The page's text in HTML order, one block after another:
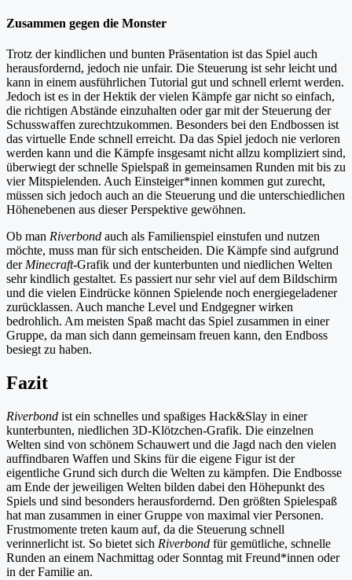
Zusammen gegen die Monster
Trotz der kindlichen und bunten Präsentation ist das Spiel auch
herausfordernd, jedoch nie unfair. Die Steuerung ist sehr leicht und
kann in einem ausführlichen Tutorial gut und schnell erlernt werden.
Jedoch ist es in der Hektik der vielen Kämpfe gar nicht so einfach,
die richtigen Abstände einzuhalten oder gar mit der Steuerung der
Schusswaffen zurechtzukommen. Besonders bei den Endbossen ist
das virtuelle Ende schnell erreicht. Da das Spiel jedoch nie verloren
werden kann und die Kämpfe insgesamt nicht allzu kompliziert sind,
überwiegt der schnelle Spielspaß in gemeinsamen Runden mit bis zu
vier Mitspielenden. Auch Einsteiger*innen kommen gut zurecht,
müssen sich jedoch auch an die Steuerung und die unterschiedlichen
Höhenebenen aus dieser Perspektive gewöhnen.
Ob man Riverbond auch als Familienspiel einstufen und nutzen
möchte, muss man für sich entscheiden. Die Kämpfe sind aufgrund
derMinecraft-Grafik und der kunterbunten und niedlichen Welten
sehr kindlich gestaltet. Es passiert nur sehr viel auf dem Bildschirm
und die vielen Eindrücke können Spielende noch energiegeladener
zurücklassen. Auch manche Level und Endgegner wirken
bedrohlich. Am meisten Spaß macht das Spiel zusammen in einer
Gruppe, da man sich dann gemeinsam freuen kann, den Endboss
besiegt zu haben.
Fazit
Riverbond ist ein schnelles und spaßiges Hack&Slay in einer
kunterbunten, niedlichen 3D-Klötzchen-Grafik. Die einzelnen
Welten sind von schönem Schauwert und die Jagd nach den vielen
auffindbaren Waffen und Skins für die eigene Figur ist der
eigentliche Grund sich durch die Welten zu kämpfen. Die Endbosse
am Ende der jeweiligen Welten bilden dabei den Höhepunkt des
Spiels und sind besonders herausfordernd. Den größten Spielespaß
hat man zusammen in einer Gruppe von maximal vier Personen.
Frustmomente treten kaum auf, da die Steuerung schnell
verinnerlicht ist. So bietet sich Riverbond für gemütliche, schnelle
Runden an einem Nachmittag oder Sonntag mit Freund*innen oder
in der Familie an.